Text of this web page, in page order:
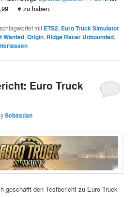
€ zu haben.
mit ETS2, Euro Truck Simulator
Wanted,Origin, Ridge Racer Unbounded,
Euro Truck
Sebastian
geschafft den Testbericht zu Euro Truck